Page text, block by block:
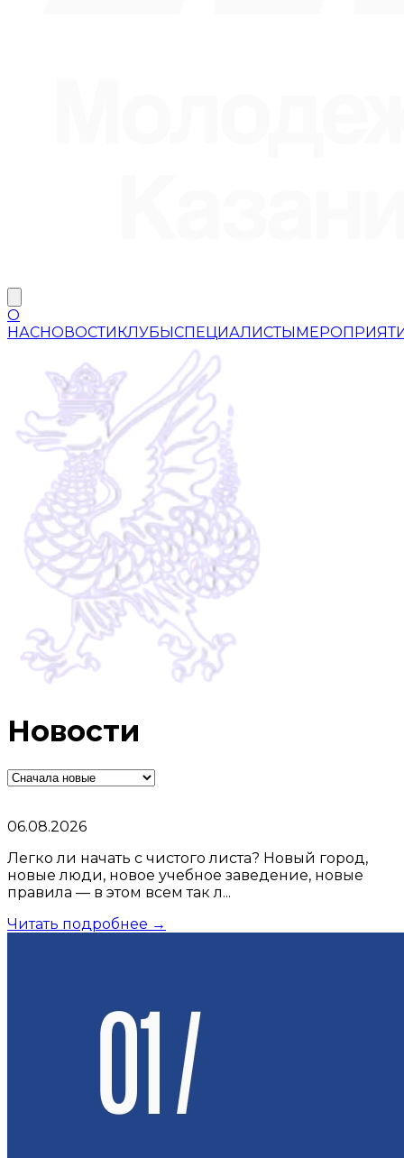
О
НАСНОВОСТИКЛУБЫСПЕЦИАЛИСТЫ
Новости
06.08.2026
Легко ли начать с чистого листа? Новый город,
новые люди, новое учебное заведение, новые
правила — в этом всем так л...
Читать подробнее →